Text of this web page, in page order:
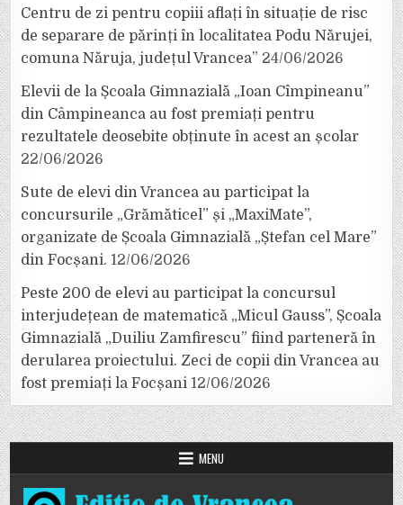
Centru de zi pentru copiii aflați în situație de risc
de separare de părinți în localitatea Podu Nărujei,
comuna Năruja, județul Vrancea” 24/06/2026
Elevii de la Școala Gimnazială „Ioan Cîmpineanu”
din Câmpineanca au fost premiați pentru
rezultatele deosebite obținute în acest an școlar
22/06/2026
Sute de elevi din Vrancea au participat la
concursurile „Grămăticel” și „MaxiMate”,
organizate de Școala Gimnazială „Ștefan cel Mare”
din Focșani. 12/06/2026
Peste 200 de elevi au participat la concursul
interjudețean de matematică „Micul Gauss”, Școala
Gimnazială „Duiliu Zamfirescu” fiind parteneră în
derularea proiectului. Zeci de copii din Vrancea au
fost premiați la Focșani 12/06/2026
MENU